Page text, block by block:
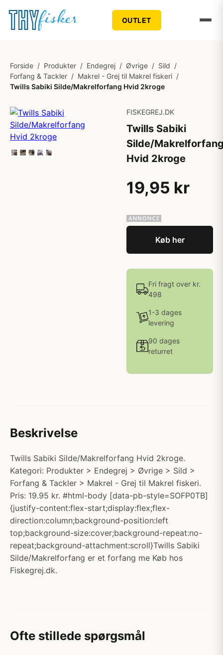
OUTLET
Forside / Produkter / Endegrej / Øvrige / Sild /
Forfang & Tackler / Makrel - Grej til Makrel fiskeri /
Twills Sabiki Silde/Makrelforfang Hvid 2kroge
FISKEGREJ.DK
Twills Sabiki
Silde/
Hvid 2kroge
19,95 kr
Køb her
Fri fragt over kr.
498
1-3 dages
levering
90 dages
returret
Beskrivelse
Twills Sabiki Silde/Makrelforfang Hvid 2kroge.
Kategori: Produkter > Endegrej > Øvrige > Sild >
Forfang & Tackler > Makrel - Grej til Makrel fiskeri.
Pris: 19.95 kr. #html-body [data-pb-style=SOFP0TB]
{justify-content:flex-start;display:flex;flex-
direction:column;background-position:left
top;background-size:cover;background-repeat:no-
repeat;background-attachment:scroll}Twills Sabiki
Silde/Makrelforfang er et forfang me Køb hos
Fiskegrej.dk.
Ofte stillede spørgsmål